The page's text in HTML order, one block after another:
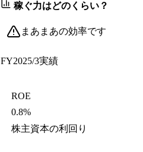
稼ぐ力はどのくらい？
まあまあの効率です
FY2025/3実績
ROE
0.8%
株主資本の利回り